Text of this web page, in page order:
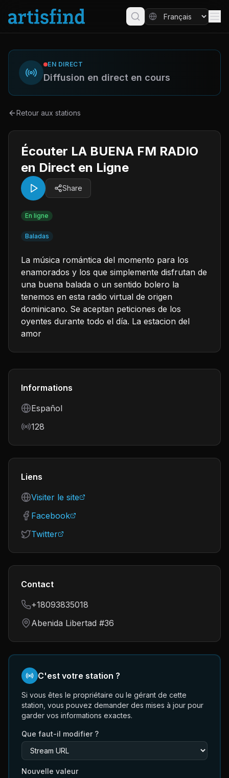
EN DIRECT
Diffusion en direct en cours
Retour aux stations
Écouter LA BUENA FM RADIO
en Direct en Ligne
Share
En ligne
Baladas
La música romántica del momento para los
enamorados y los que simplemente disfrutan de
una buena balada o un sentido bolero la
tenemos en esta radio virtual de origen
dominicano. Se aceptan peticiones de los
oyentes durante todo el día. La estacion del
amor
Informations
Language
Español
Bitrate
128
Liens
Visiter le site
Facebook
Twitter
Contact
+18093835018
Abenida Libertad #36
C'est votre station ?
Si vous êtes le propriétaire ou le gérant de cette
station, vous pouvez demander des mises à jour pour
garder vos informations exactes.
Que faut-il modifier ?
Nouvelle valeur